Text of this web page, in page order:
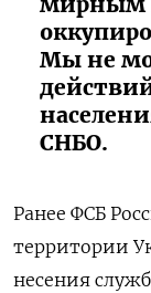
Мы не
СНБО.
Ранее ФСБ
территории
несения